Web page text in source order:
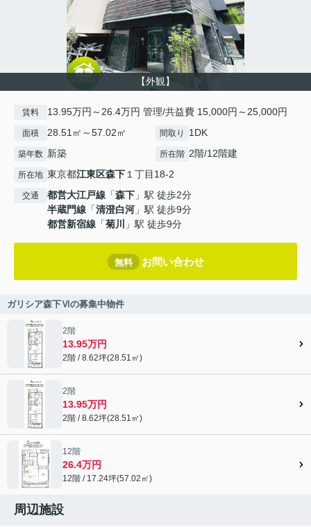
【外観】
賃料 13.95万円～26.4万円 管理/共益費 15,000円～25,000円
面積 28.51㎡～57.02㎡ 間取り 1DK
築年数 新築 所在階 2階/12階建
所在地 東京都江東区森下１丁目18-2
交通 都営大江戸線 「森下 」駅 徒歩2分
半蔵門線 「清澄白河 」駅 徒歩9分
都営新宿線 「菊川 」駅 徒歩9分
無料 お問い合わせ
ガリシア森下Ⅵの募集中物件
2階
13.95万円
2階 / 8.62坪(28.51㎡)
2階
13.95万円
2階 / 8.62坪(28.51㎡)
12階
26.4万円
12階 / 17.24坪(57.02㎡)
周辺施設